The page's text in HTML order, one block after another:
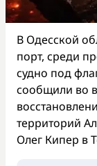
В Одесской
порт, среди
судно под
сообщили во
территорий
Олег Кипер в